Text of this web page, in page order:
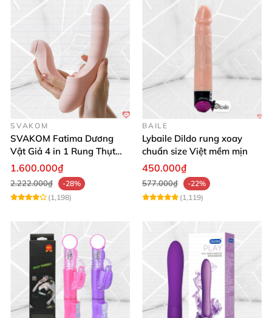
SVAKOM
SVAKOM Fatima Dương
Vật Giả 4 in 1 Rung Thụt
Hút Toả Nhiệt Massage Cho
1.600.000₫
2.222.000₫
-28%
(1,198)
BAILE
Lybaile Dildo rung xoay
chuẩn size Việt mềm mịn
450.000₫
577.000₫
-22%
(1,119)